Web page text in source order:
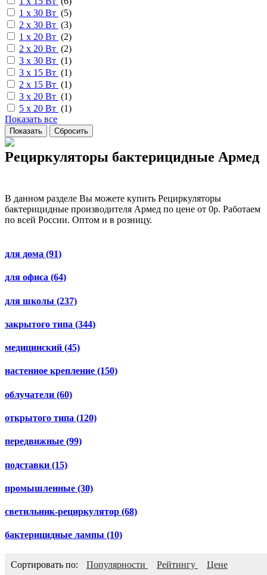
1 х 30 Вт (5)
2 х 30 Вт (3)
1 х 20 Вт (2)
2 х 20 Вт (2)
3 х 30 Вт (1)
3 х 15 Вт (1)
2 х 15 Вт (1)
3 х 20 Вт (1)
5 х 20 Вт (1)
Показать все
Рециркуляторы бактерицидные Армед
В данном разделе Вы можете купить Рециркуляторы
бактерицидные производителя Армед по цене от 0р. Работаем
по всей России. Оптом и в розницу.
для дома (91)
для офиса (64)
для школы (237)
закрытого типа (344)
медицинский (45)
настенное крепление (150)
облучатели (60)
открытого типа (120)
передвижные (99)
подставки (15)
промышленные (30)
светильник-рециркулятор (68)
бактерицидные лампы (10)
Сортировать по: Популярности Рейтингу
Цене